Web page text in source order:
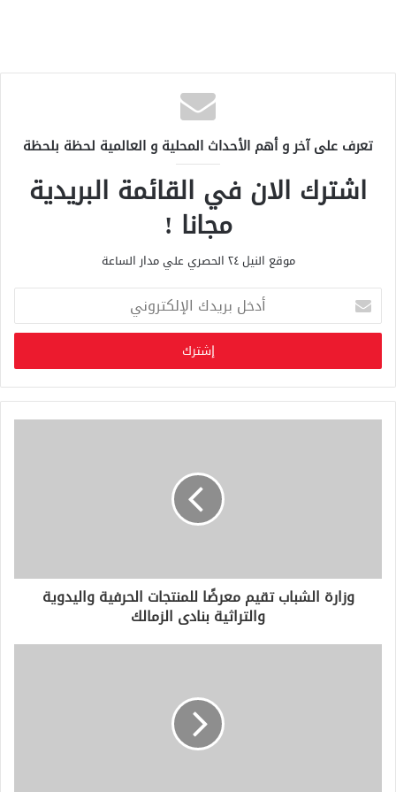
تعرف على آخر و أهم الأحداث المحلية و العالمية لحظة بلحظة
اشترك الان في القائمة البريدية
مجانا !
موقع النيل ٢٤ الحصري علي مدار الساعة
خ
ب
ر
ي
ر
وزارة الشباب تقيم معرضًا للمنتجات الحرفية واليدوية
والتراثية بنادى الزمالك